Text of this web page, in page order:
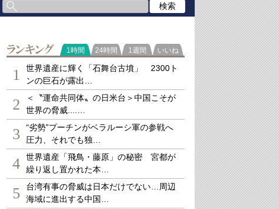
ランキング
1時間 24時間 1週間 いいね
1
世界遺産に輝く「石舞台古墳」 2300ト
ンの巨石が露出…
2
＜〝運命共同体〟の日米台＞中国こそが
世界の脅威....…
3
“劣勢”プーチンがベラルーシ軍の参戦へ
圧力、それでも独…
4
世界遺産「飛鳥・藤原」の秘密 宮都が
繰り返し置かれた本…
5
台湾有事の脅威は日本だけでない…周辺
海域に進出する中国…